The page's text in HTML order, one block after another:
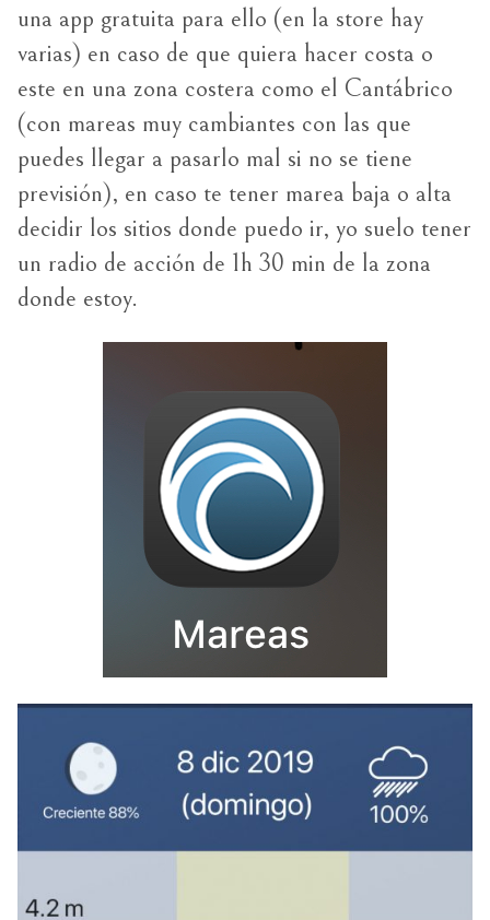
una app gratuita para ello (en la store hay
varias) en caso de que quiera hacer costa o
este en una zona costera como el Cantábrico
(con mareas muy cambiantes con las que
puedes llegar a pasarlo mal si no se tiene
previsión), en caso te tener marea baja o alta
decidir los sitios donde puedo ir, yo suelo tener
un radio de acción de 1h 30 min de la zona
donde estoy.